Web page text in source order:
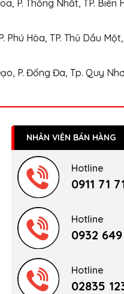
P. Thống Nhất, TP. Biên
Phú Hòa, TP. Thủ Dầu
P. Đống Đa, Tp. Quy
NHÂN VIÊN BÁN HÀNG
Hotline
0911 71
Hotline
0932
Hotline
02835